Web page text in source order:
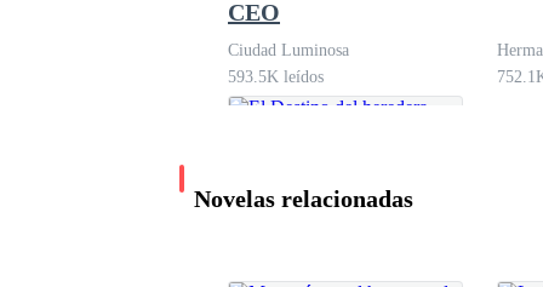
Le hago una señal a la mujer y me pongo de pie.
Me dirijo a la parte trasera del bar, que era
CEO
Ciudad Luminosa
593.5K leídos
Novelas relacionadas